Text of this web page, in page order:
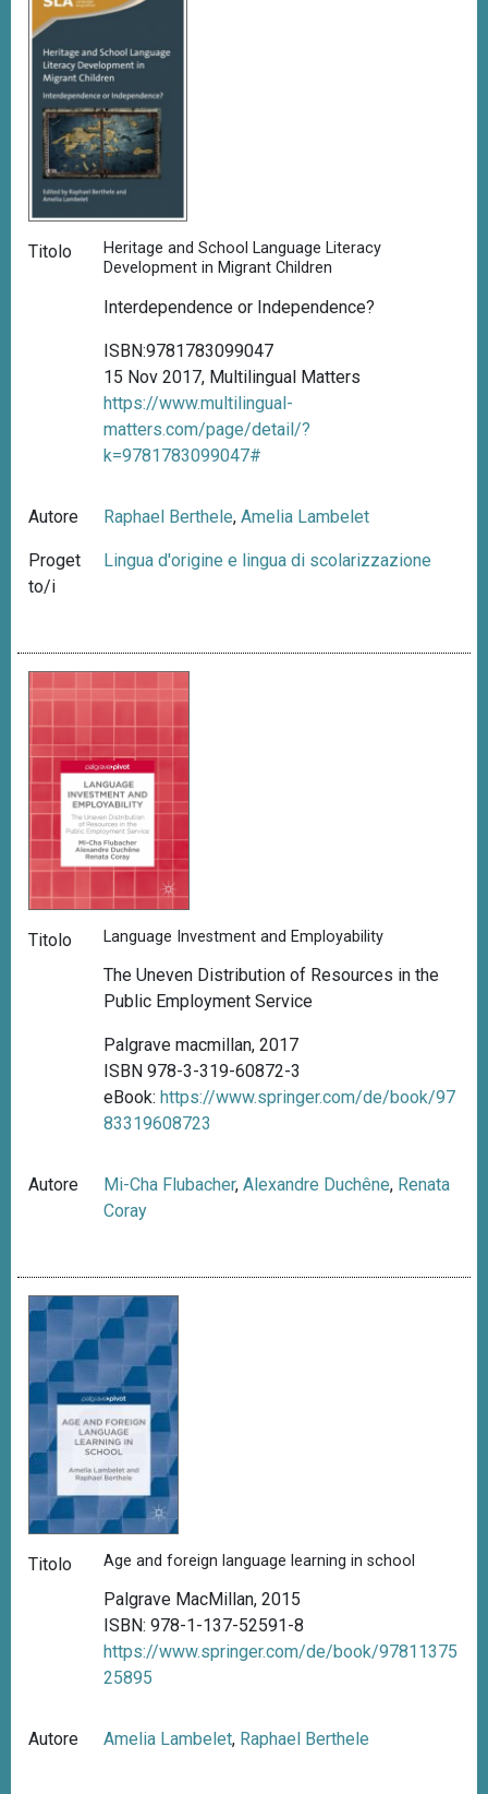
Titolo
Heritage and School Language Literacy
Development in Migrant Children
Interdependence or Independence?
ISBN:9781783099047
15 Nov 2017, Multilingual Matters
https://www.multilingual-
matters.com/page/detail/?
k=9781783099047#
Autore Raphael Berthele,Amelia Lambelet
Proget
to/i
Lingua d'origine e lingua di scolarizzazione
Titolo Language Investment and Employability
The Uneven Distribution of Resources in the
Public Employment Service
Palgrave macmillan, 2017
ISBN 978-3-319-60872-3
eBook:https://www.springer.com/de/book/97
83319608723
Autore Mi-Cha Flubacher,Alexandre Duchêne, Renata
Coray
Titolo Age and foreign language learning in school
Palgrave MacMillan, 2015
ISBN: 978-1-137-52591-8
https://www.springer.com/de/book/97811375
25895
Autore Amelia Lambelet, Raphael Berthele